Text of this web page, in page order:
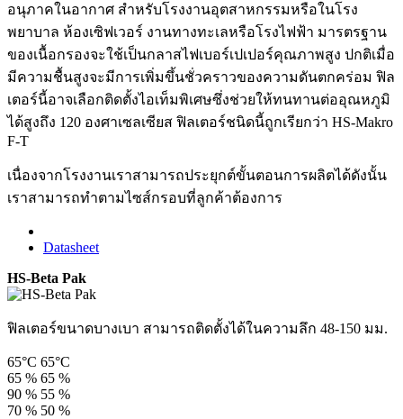
อนุภาคในอากาศ สำหรับโรงงานอุตสาหกรรมหรือในโรง
พยาบาล ห้องเซิฟเวอร์ งานทางทะเลหรือโรงไฟฟ้า มารตรฐาน
ของเนื้อกรองจะใช้เป็นกลาสไฟเบอร์เปเปอร์คุณภาพสูง ปกติเมื่อ
มีความชื้นสูงจะมีการเพิ่มขึ้นชั่วคราวของความดันตกคร่อม ฟิล
เตอร์นี้อาจเลือกติดตั้งไอเท็มพิเศษซึ่งช่วยให้ทนทานต่ออุณหภูมิ
ได้สูงถึง 120 องศาเซลเซียส ฟิลเตอร์ชนิดนี้ถูกเรียกว่า HS-Makro
F-T
เนื่องจากโรงงานเราสามารถประยุกต์ขั้นตอนการผลิตได้ดังนั้น
เราสามารถทำตามไซส์กรอบที่ลูกค้าต้องการ
Datasheet
HS-Beta Pak
ฟิลเตอร์ขนาดบางเบา สามารถติดตั้งได้ในความลึก 48-150 มม.
65°C 65°C
65 % 65 %
90 % 55 %
70 % 50 %